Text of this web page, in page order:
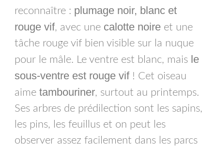
reconnaître : plumage noir, blanc et
rouge vif, avec une calotte noire et une
tâche rouge vif bien visible sur la nuque
pour le mâle. Le ventre est blanc, mais le
sous-ventre est rouge vif ! Cet oiseau
aime tambouriner, surtout au printemps.
Ses arbres de prédilection sont les sapins,
les pins, les feuillus et on peut les
observer assez facilement dans les parcs